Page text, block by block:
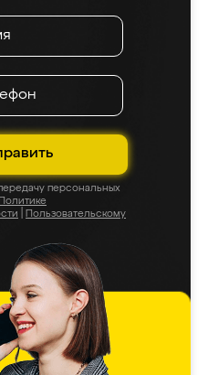
персональных
Политике
Пользовательскому